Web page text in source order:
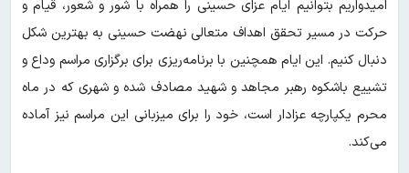
امیدواریم بتوانیم ایام عزای حسینی را همراه با شور و شعور، قیام و
حرکت در مسیر تحقق اهداف متعالی نهضت حسینی به بهترین شکل
دنبال کنیم. این ایام همچنین با برنامه‌ریزی برای برگزاری مراسم وداع و
تشییع باشکوه رهبر مجاهد و شهید مصادف شده و شهری که در ماه
محرم یکپارچه عزادار است، خود را برای میزبانی این مراسم نیز آماده
می‌کند.